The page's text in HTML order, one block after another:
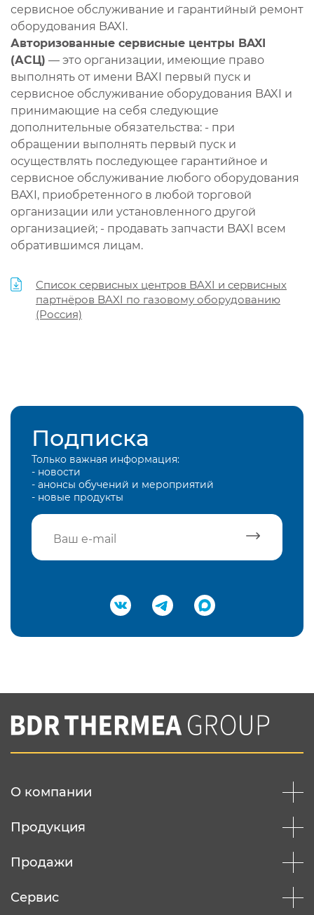
сервисное обслуживание и гарантийный ремонт
оборудования BAXI.
Авторизованные сервисные центры BAXI
(АСЦ) — это организации, имеющие право
выполнять от имени BAXI первый пуск и
сервисное обслуживание оборудования BAXI и
принимающие на себя следующие
дополнительные обязательства: - при
обращении выполнять первый пуск и
осуществлять последующее гарантийное и
сервисное обслуживание любого оборудования
BAXI, приобретенного в любой торговой
организации или установленного другой
организацией; - продавать запчасти BAXI всем
обратившимся лицам.
Список сервисных центров BAXI и сервисных
партнёров BAXI по газовому оборудованию
(Россия)
Подписка
Только важная информация:
- новости
- анонсы обучений и мероприятий
- новые продукты
Подтвердить e-mail
Вы соглашаетесь с нашей политикой
конфеденциальности
О компании
Продукция
Продажи
Сервис